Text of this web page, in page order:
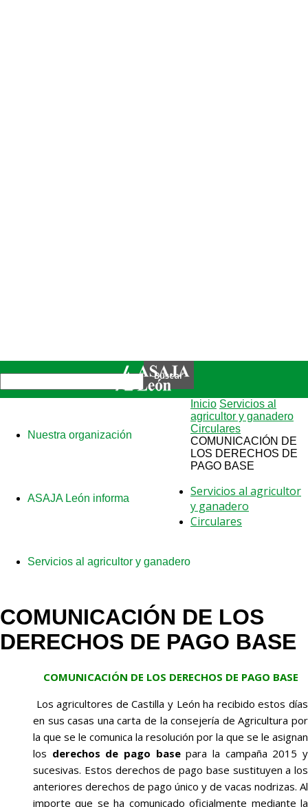
Nuestra organización
ASAJA León informa
Servicios al agricultor y ganadero
Inicio Servicios al
agricultor y ganadero
Circulares
COMUNICACIÓN DE
LOS DERECHOS DE
PAGO BASE
Servicios al agricultor
y ganadero
Circulares
COMUNICACIÓN DE LOS
DERECHOS DE PAGO BASE
COMUNICACIÓN DE LOS DERECHOS DE PAGO BASE
Los agricultores de Castilla y León ha recibido estos días
en sus casas una carta de la consejería de Agricultura por
la que se le comunica la resolución por la que se le asignan
los derechos de pago basepara la campaña 2015 y
sucesivas. Estos derechos de pago base sustituyen a los
anteriores derechos de pago único y de vacas nodrizas. Al
importe que se ha comunicado oficialmente mediante la